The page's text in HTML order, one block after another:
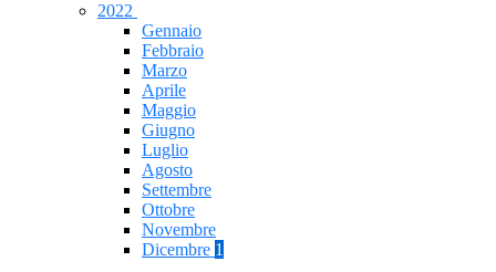
2022
Gennaio
Febbraio
Marzo
Aprile
Maggio
Giugno
Luglio
Agosto
Settembre
Ottobre
Novembre
Dicembre 1